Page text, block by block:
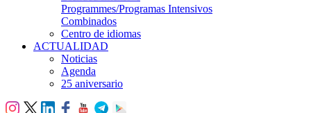
Programmes/Programas Intensivos
Combinados
Centro de idiomas
ACTUALIDAD
Noticias
Agenda
25 aniversario